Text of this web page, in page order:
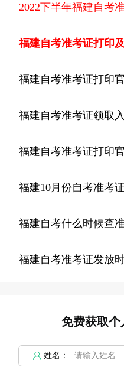
2022下半年福建自考
福建自考准考证打印
福建自考准考证打印
福建自考准考证领取
福建自考准考证打印
福建自考什么时候查
福建自考准考证发放
免费获取个
姓名：